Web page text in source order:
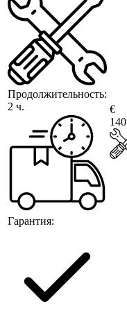
Продолжительность:
2 ч.
Гарантия:
€